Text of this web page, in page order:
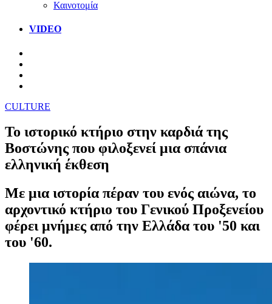
Καινοτομία
VIDEO
CULTURE
Το ιστορικό κτήριο στην καρδιά της
Βοστώνης που φιλοξενεί μια σπάνια
ελληνική έκθεση
Με μια ιστορία πέραν του ενός αιώνα, το
αρχοντικό κτήριο του Γενικού Προξενείου
φέρει μνήμες από την Ελλάδα του '50 και
του '60.